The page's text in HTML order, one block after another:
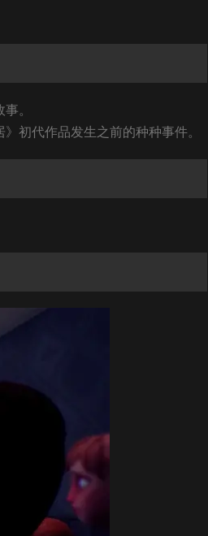
。
初代作品发生之前的种种事件。